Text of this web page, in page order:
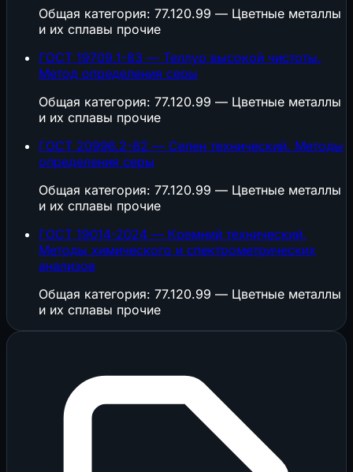
Общая категория: 77.120.99 — Цветные металлы
и их сплавы прочие
ГОСТ 19709.1-83 — Теллур высокой чистоты.
Метод определения серы
Общая категория: 77.120.99 — Цветные металлы
и их сплавы прочие
ГОСТ 20996.2-82 — Селен технический. Методы
определения серы
Общая категория: 77.120.99 — Цветные металлы
и их сплавы прочие
ГОСТ 19014-2024 — Кремний технический.
Методы химического и спектрометрических
анализов
Общая категория: 77.120.99 — Цветные металлы
и их сплавы прочие